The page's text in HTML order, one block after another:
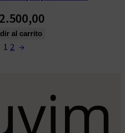
al carrito
1 2 →